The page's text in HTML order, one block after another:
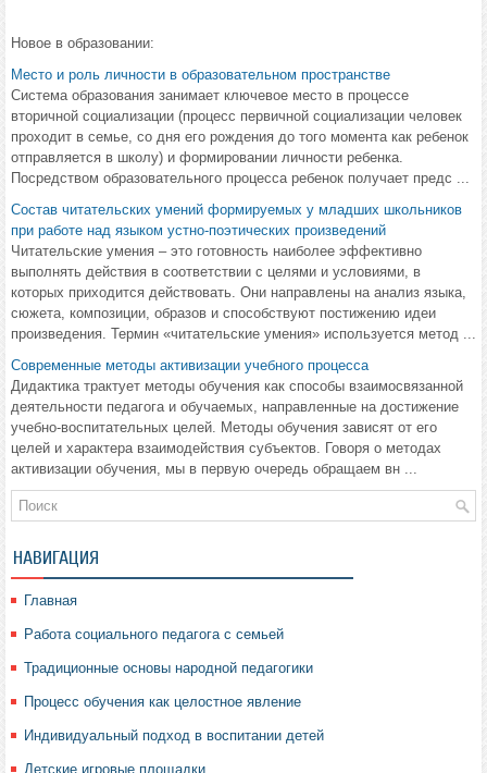
Новое в образовании:
Место и роль личности в образовательном пространстве
Система образования занимает ключевое место в процессе
вторичной социализации (процесс первичной социализации человек
проходит в семье, со дня его рождения до того момента как ребенок
отправляется в школу) и формировании личности ребенка.
Посредством образовательного процесса ребенок получает предс ...
Состав читательских умений формируемых у младших школьников
при работе над языком устно-поэтических произведений
Читательские умения – это готовность наиболее эффективно
выполнять действия в соответствии с целями и условиями, в
которых приходится действовать. Они направлены на анализ языка,
сюжета, композиции, образов и способствуют постижению идеи
произведения. Термин «читательские умения» используется метод ...
Современные методы активизации учебного процесса
Дидактика трактует методы обучения как способы взаимосвязанной
деятельности педагога и обучаемых, направленные на достижение
учебно-воспитательных целей. Методы обучения зависят от его
целей и характера взаимодействия субъектов. Говоря о методах
активизации обучения, мы в первую очередь обращаем вн ...
НАВИГАЦИЯ
Главная
Работа социального педагога с семьей
Традиционные основы народной педагогики
Процесс обучения как целостное явление
Индивидуальный подход в воспитании детей
Детские игровые площадки